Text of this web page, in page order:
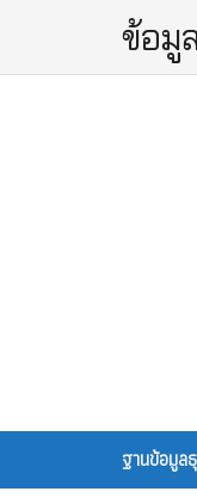
ข้อมู
ฐานข้อมูล